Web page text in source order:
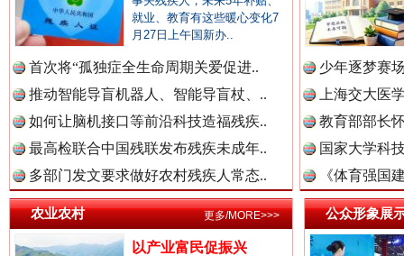
雄关漫道展新颜 “
就业、教育有这些暖心变化7
月27日上午国新办..
首次将“孤独症全生命周期关爱促进..
推动智能导盲机器人、智能导盲杖、..
如何让脑机接口等前沿科技造福残疾..
最高检联合中国残联发布残疾未成年..
多部门发文要求做好农村残疾人常态..
少年逐梦赛
上海交大医
教育部部长
国家大学科
《体育强国
农业农村
以产业富民促振兴
更多/MORE>>> 公众形象展